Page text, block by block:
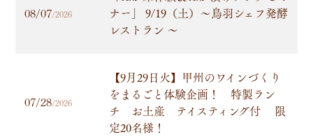
08/07/2026
ナー」 9/19（土）～鳥羽シェフ発酵
レストラン 〜
07/28/2026
【9月29日火】甲州のワインづくり
をまるごと体験企画！ 特製ラン
チ お土産 テイスティング付 限
定20名様！